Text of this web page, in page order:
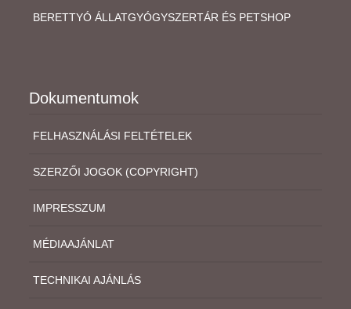
BERETTYÓ ÁLLATGYÓGYSZERTÁR ÉS PETSHOP
Dokumentumok
FELHASZNÁLÁSI FELTÉTELEK
SZERZŐI JOGOK (COPYRIGHT)
IMPRESSZUM
MÉDIAAJÁNLAT
TECHNIKAI AJÁNLÁS